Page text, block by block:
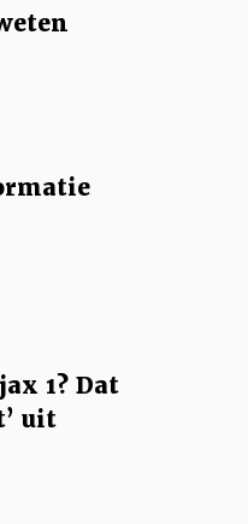
1? Dat
uit